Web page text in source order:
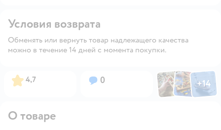
Условия возврата
Обменять или вернуть товар надлежащего качества
можно в течение 14 дней с момента покупки.
Рейтинг:
4,7 Вопросов:
0 ФотоФотоФото
+14
Открыть
О товаре